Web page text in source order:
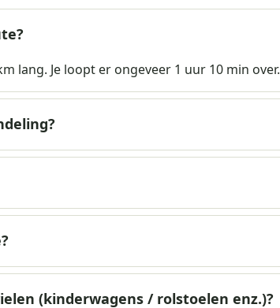
lang. Je loopt er ongeveer 1 uur 10 min over.
(kinderwagens / rolstoelen enz.)?